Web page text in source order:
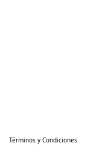
Términos y Condiciones